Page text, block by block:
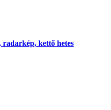
kettő hetes